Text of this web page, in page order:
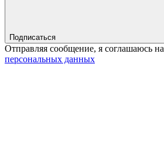
Подписаться
Отправляя сообщение, я соглашаюсь на
персональных данных